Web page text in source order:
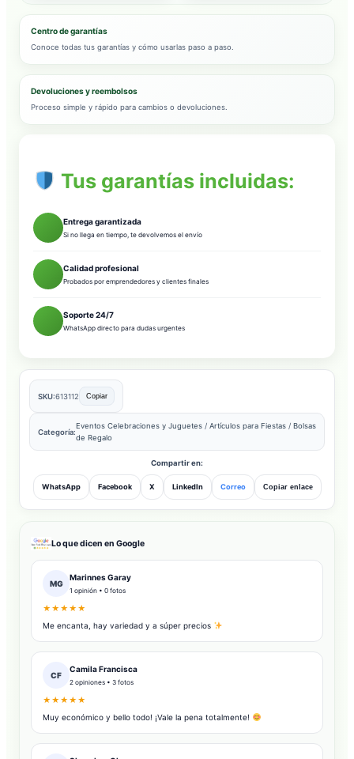
Centro de garantías
Conoce todas tus garantías y cómo usarlas paso a paso.
Devoluciones y reembolsos
Proceso simple y rápido para cambios o devoluciones.
Tus garantías incluidas:
Entrega garantizada
Si no llega en tiempo, te devolvemos el envío
Calidad profesional
Probados por emprendedores y clientes finales
Soporte 24/7
WhatsApp directo para dudas urgentes
SKU:613112 Copiar
Categoría:
Eventos Celebraciones y Juguetes / Artículos para Fiestas / Bolsas
de Regalo
Compartir en:
WhatsApp Facebook X LinkedIn Correo Copiar enlace
Lo que dicen en Google
MG
Marinnes Garay
1 opinión • 0 fotos
★★★★★
Me encanta, hay variedad y a súper precios
CF
Camila Francisca
2 opiniones • 3 fotos
★★★★★
Muy económico y bello todo! ¡Vale la pena totalmente!